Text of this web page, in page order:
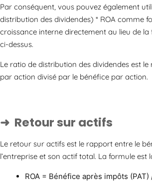
Par conséquent, vous pouvez également
distribution des dividendes) * ROA comme
croissance interne directement au lieu de
ci-dessus.
Le ratio de distribution des dividendes est
par action divisé par le bénéfice par action.
Retour sur actifs
Le retour sur actifs est le rapport entre le
l’entreprise et son actif total. La formule est
ROA = Bénéfice après impôts